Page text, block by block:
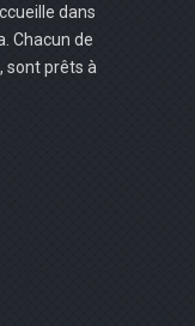
dans
Chacun de
sont prêts à